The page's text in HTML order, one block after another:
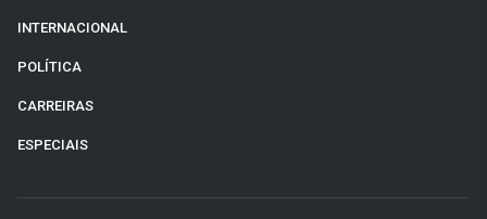
INTERNACIONAL
POLÍTICA
CARREIRAS
ESPECIAIS